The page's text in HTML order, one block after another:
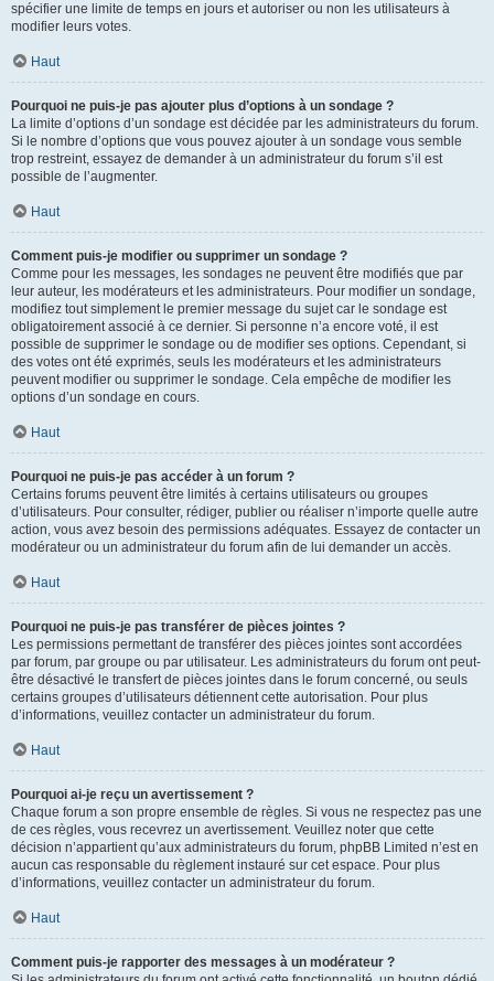
spécifier une limite de temps en jours et autoriser ou non les utilisateurs à
modifier leurs votes.
Haut
Pourquoi ne puis-je pas ajouter plus d’options à un sondage ?
La limite d’options d’un sondage est décidée par les administrateurs du forum.
Si le nombre d’options que vous pouvez ajouter à un sondage vous semble
trop restreint, essayez de demander à un administrateur du forum s’il est
possible de l’augmenter.
Haut
Comment puis-je modifier ou supprimer un sondage ?
Comme pour les messages, les sondages ne peuvent être modifiés que par
leur auteur, les modérateurs et les administrateurs. Pour modifier un sondage,
modifiez tout simplement le premier message du sujet car le sondage est
obligatoirement associé à ce dernier. Si personne n’a encore voté, il est
possible de supprimer le sondage ou de modifier ses options. Cependant, si
des votes ont été exprimés, seuls les modérateurs et les administrateurs
peuvent modifier ou supprimer le sondage. Cela empêche de modifier les
options d’un sondage en cours.
Haut
Pourquoi ne puis-je pas accéder à un forum ?
Certains forums peuvent être limités à certains utilisateurs ou groupes
d’utilisateurs. Pour consulter, rédiger, publier ou réaliser n’importe quelle autre
action, vous avez besoin des permissions adéquates. Essayez de contacter un
modérateur ou un administrateur du forum afin de lui demander un accès.
Haut
Pourquoi ne puis-je pas transférer de pièces jointes ?
Les permissions permettant de transférer des pièces jointes sont accordées
par forum, par groupe ou par utilisateur. Les administrateurs du forum ont peut-
être désactivé le transfert de pièces jointes dans le forum concerné, ou seuls
certains groupes d’utilisateurs détiennent cette autorisation. Pour plus
d’informations, veuillez contacter un administrateur du forum.
Haut
Pourquoi ai-je reçu un avertissement ?
Chaque forum a son propre ensemble de règles. Si vous ne respectez pas une
de ces règles, vous recevrez un avertissement. Veuillez noter que cette
décision n’appartient qu’aux administrateurs du forum, phpBB Limited n’est en
aucun cas responsable du règlement instauré sur cet espace. Pour plus
d’informations, veuillez contacter un administrateur du forum.
Haut
Comment puis-je rapporter des messages à un modérateur ?